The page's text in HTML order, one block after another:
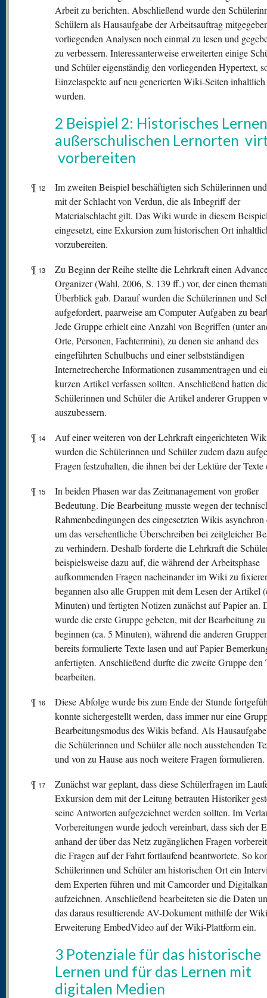
Arbeit zu berichten. Abschließend wurde den
Schülern als Hausaufgabe der Arbeitsauftrag
vorliegenden Analysen noch einmal zu lesen und
zu verbessern. Interessanterweise erweiterten einige
und Schüler eigenständig den vorliegenden Hypertext,
Einzelaspekte auf neu generierten Wiki-Seiten
wurden.
2 Beispiel 2: Historisches
außerschulischen Lernorten
vorbereiten
¶ 12
Im zweiten Beispiel beschäftigten sich Schülerinnen
mit der Schlacht von Verdun, die als Inbegriff der
Materialschlacht gilt. Das Wiki wurde in diesem
eingesetzt, eine Exkursion zum historischen Ort
vorzubereiten.
¶ 13
Zu Beginn der Reihe stellte die Lehrkraft einen
Organizer (Wahl, 2006, S. 139 ff.) vor, der einen
Überblick gab. Darauf wurden die Schülerinnen und
aufgefordert, paarweise am Computer Aufgaben zu
Jede Gruppe erhielt eine Anzahl von Begriffen (unter
Orte, Personen, Fachtermini), zu denen sie anhand des
eingeführten Schulbuchs und einer selbstständigen
Internetrecherche Informationen zusammentragen und
kurzen Artikel verfassen sollten. Anschließend hatten
Schülerinnen und Schüler die Artikel anderer Gruppen
auszubessern.
¶ 14
Auf einer weiteren von der Lehrkraft eingerichteten
wurden die Schülerinnen und Schüler zudem dazu
Fragen festzuhalten, die ihnen bei der Lektüre der
¶ 15
In beiden Phasen war das Zeitmanagement von großer
Bedeutung. Die Bearbeitung musste wegen der
Rahmenbedingungen des eingesetzten Wikis asynchron
um das versehentliche Überschreiben bei zeitgleicher
zu verhindern. Deshalb forderte die Lehrkraft die
beispielsweise dazu auf, die während der Arbeitsphase
aufkommenden Fragen nacheinander im Wiki zu
begannen also alle Gruppen mit dem Lesen der Artikel
Minuten) und fertigten Notizen zunächst auf Papier an.
wurde die erste Gruppe gebeten, mit der Bearbeitung zu
beginnen (ca. 5 Minuten), während die anderen
bereits formulierte Texte lasen und auf Papier
anfertigten. Anschließend durfte die zweite Gruppe den
bearbeiten.
¶ 16
Diese Abfolge wurde bis zum Ende der Stunde
konnte sichergestellt werden, dass immer nur eine
Bearbeitungsmodus des Wikis befand. Als
die Schülerinnen und Schüler alle noch ausstehenden
und von zu Hause aus noch weitere Fragen formulieren.
¶ 17
Zunächst war geplant, dass diese Schülerfragen im
Exkursion dem mit der Leitung betrauten Historiker
seine Antworten aufgezeichnet werden sollten. Im
Vorbereitungen wurde jedoch vereinbart, dass sich der
anhand der über das Netz zugänglichen Fragen
die Fragen auf der Fahrt fortlaufend beantwortete. So
Schülerinnen und Schüler am historischen Ort ein
dem Experten führen und mit Camcorder und
aufzeichnen. Anschließend bearbeiteten sie die Daten
das daraus resultierende AV-Dokument mithilfe der
Erweiterung EmbedVideo auf der Wiki-Plattform ein.
3 Potenziale für das historische
Lernen und für das Lernen mit
digitalen Medien